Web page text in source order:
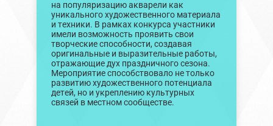
на популяризацию акварели как
уникального художественного материала
и техники. В рамках конкурса участники
имели возможность проявить свои
творческие способности, создавая
оригинальные и выразительные работы,
отражающие дух праздничного сезона.
Мероприятие способствовало не только
развитию художественного потенциала
детей, но и укреплению культурных
связей в местном сообществе.